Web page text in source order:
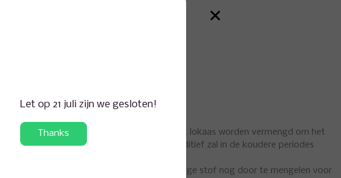
te omschrijven is. Brasem wit kan in elk lokaas worden vermengd om het
als geur, de doeltreffendheid van deze additief zal in de koudere periodes
voor net voor het voederen de droge stof nog door te mengelen voor
×
Let op 21 juli zijn we gesloten!
Thanks